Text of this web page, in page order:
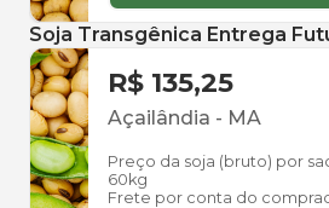
Soja Transgênica Entrega
R$ 135,25
Açailândia - MA
Preço da soja (bruto) por
60kg
Frete por conta do